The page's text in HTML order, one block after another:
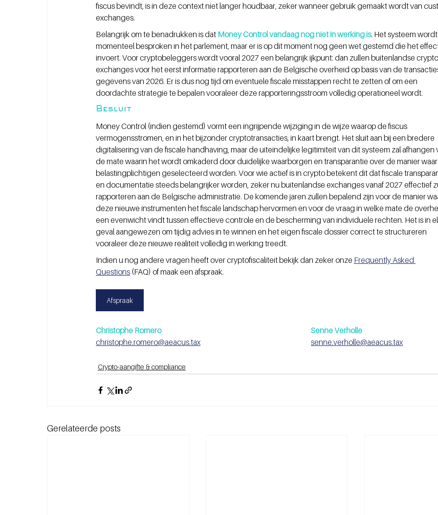
fiscus bevindt, is in deze context niet langer houdbaar, zeker wanneer gebruik gemaakt wordt van
exchanges.
Belangrijk om te benadrukken is dat Money Control vandaag nog niet in werking is. Het systeem wordt
momenteel besproken in het parlement, maar er is op dit moment nog geen wet gestemd die het
invoert. Voor cryptobeleggers wordt vooral 2027 een belangrijk ijkpunt: dan zullen buitenlandse
exchanges voor het eerst informatie rapporteren aan de Belgische overheid op basis van de
gegevens van 2026. Er is dus nog tijd om eventuele fiscale misstappen recht te zetten of om een
doordachte strategie te bepalen vooraleer deze rapporteringsstroom volledig operationeel wordt.
Besluit
Money Control (indien gestemd) vormt een ingrijpende wijziging in de wijze waarop de fiscus
vermogensstromen, en in het bijzonder cryptotransacties, in kaart brengt. Het sluit aan bij een bredere
digitalisering van de fiscale handhaving, maar de uiteindelijke legitimiteit van dit systeem zal afhangen
de mate waarin het wordt omkaderd door duidelijke waarborgen en transparantie over de manier
belastingplichtigen geselecteerd worden. Voor wie actief is in crypto betekent dit dat fiscale
en documentatie steeds belangrijker worden, zeker nu buitenlandse exchanges vanaf 2027 effectief
rapporteren aan de Belgische administratie. De komende jaren zullen bepalend zijn voor de manier
deze nieuwe instrumenten het fiscale landschap hervormen en voor de vraag in welke mate de
een evenwicht vindt tussen effectieve controle en de bescherming van individuele rechten. Het is in
geval aangewezen om tijdig advies in te winnen en het eigen fiscale dossier correct te structureren
vooraleer deze nieuwe realiteit volledig in werking treedt.
Indien u nog andere vragen heeft over cryptofiscaliteit bekijk dan zeker onze Frequently Asked
Questions (FAQ) of maak een afspraak.
Afspraak
Christophe Romero
Senne Verholle
christophe.romero@aeacus.tax
senne.verholle@aeacus.tax
Crypto-aangifte & compliance
Gerelateerde posts